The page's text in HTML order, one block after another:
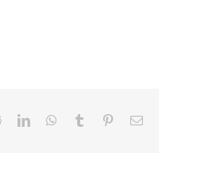
RedditLinkedInWhatsApp
Tumblr PinterestEmail